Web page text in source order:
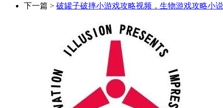
下一篇 > 破罐子破摔小游戏攻略视频，生物游戏攻略小